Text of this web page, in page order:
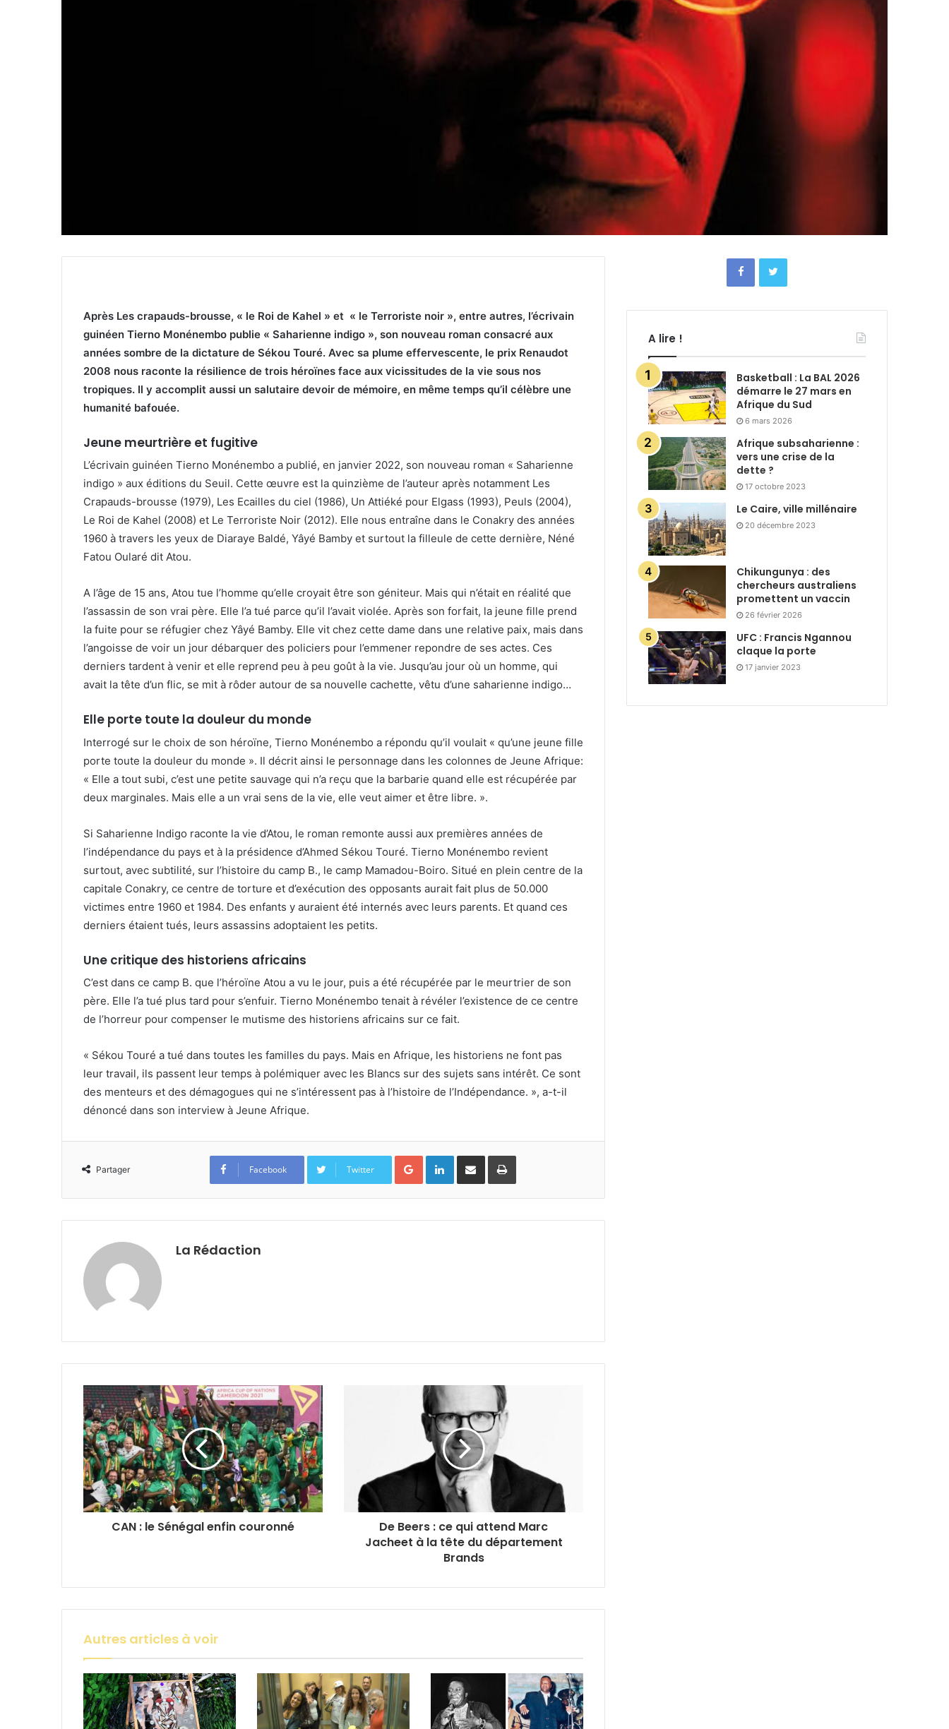
Après Les crapauds-brousse, « le Roi de Kahel » et « le Terroriste noir », entre autres, l’écrivain
guinéen Tierno Monénembo publie « Saharienne indigo », son nouveau roman consacré aux
années sombre de la dictature de Sékou Touré. Avec sa plume effervescente, le prix Renaudot
2008 nous raconte la résilience de trois héroïnes face aux vicissitudes de la vie sous nos
tropiques. Il y accomplit aussi un salutaire devoir de mémoire, en même temps qu’il célèbre une
humanité bafouée.
Jeune meurtrière et fugitive
L’écrivain guinéen Tierno Monénembo a publié, en janvier 2022, son nouveau roman « Saharienne
indigo » aux éditions du Seuil. Cette œuvre est la quinzième de l’auteur après notamment Les
Crapauds-brousse (1979), Les Ecailles du ciel (1986), Un Attiéké pour Elgass (1993), Peuls (2004),
Le Roi de Kahel (2008) et Le Terroriste Noir (2012). Elle nous entraîne dans le Conakry des années
1960 à travers les yeux de Diaraye Baldé, Yâyé Bamby et surtout la filleule de cette dernière, Néné
Fatou Oularé dit Atou.
A l’âge de 15 ans, Atou tue l’homme qu’elle croyait être son géniteur. Mais qui n’était en réalité que
l’assassin de son vrai père. Elle l’a tué parce qu’il l’avait violée. Après son forfait, la jeune fille prend
la fuite pour se réfugier chez Yâyé Bamby. Elle vit chez cette dame dans une relative paix, mais dans
l’angoisse de voir un jour débarquer des policiers pour l’emmener repondre de ses actes. Ces
derniers tardent à venir et elle reprend peu à peu goût à la vie. Jusqu’au jour où un homme, qui
avait la tête d’un flic, se mit à rôder autour de sa nouvelle cachette, vêtu d’une saharienne indigo…
Elle porte toute la douleur du monde
Interrogé sur le choix de son héroïne, Tierno Monénembo a répondu qu’il voulait « qu’une jeune fille
porte toute la douleur du monde ». Il décrit ainsi le personnage dans les colonnes de Jeune Afrique:
« Elle a tout subi, c’est une petite sauvage qui n’a reçu que la barbarie quand elle est récupérée par
deux marginales. Mais elle a un vrai sens de la vie, elle veut aimer et être libre. ».
Si Saharienne Indigo raconte la vie d’Atou, le roman remonte aussi aux premières années de
l’indépendance du pays et à la présidence d’Ahmed Sékou Touré. Tierno Monénembo revient
surtout, avec subtilité, sur l’histoire du camp B., le camp Mamadou-Boiro. Situé en plein centre de la
capitale Conakry, ce centre de torture et d’exécution des opposants aurait fait plus de 50.000
victimes entre 1960 et 1984. Des enfants y auraient été internés avec leurs parents. Et quand ces
derniers étaient tués, leurs assassins adoptaient les petits.
Une critique des historiens africains
C’est dans ce camp B. que l’héroïne Atou a vu le jour, puis a été récupérée par le meurtrier de son
père. Elle l’a tué plus tard pour s’enfuir. Tierno Monénembo tenait à révéler l’existence de ce centre
de l’horreur pour compenser le mutisme des historiens africains sur ce fait.
« Sékou Touré a tué dans toutes les familles du pays. Mais en Afrique, les historiens ne font pas
leur travail, ils passent leur temps à polémiquer avec les Blancs sur des sujets sans intérêt. Ce sont
des menteurs et des démagogues qui ne s’intéressent pas à l’histoire de l’Indépendance. », a-t-il
dénoncé dans son interview à Jeune Afrique.
Partager Facebook Twitter
Google+LinkedinPartager par email Imprimer
La Rédaction
CAN : le Sénégal enfin couronné
De Beers : ce qui attend Marc
Jacheet à la tête du département
Brands
Autres articles à voir
A lire !
Basketball : La BAL 2026
démarre le 27 mars en
Afrique du Sud
6 mars 2026
Afrique subsaharienne :
vers une crise de la
dette ?
17 octobre 2023
Le Caire, ville millénaire
20 décembre 2023
Chikungunya : des
chercheurs australiens
promettent un vaccin
26 février 2026
UFC : Francis Ngannou
claque la porte
17 janvier 2023